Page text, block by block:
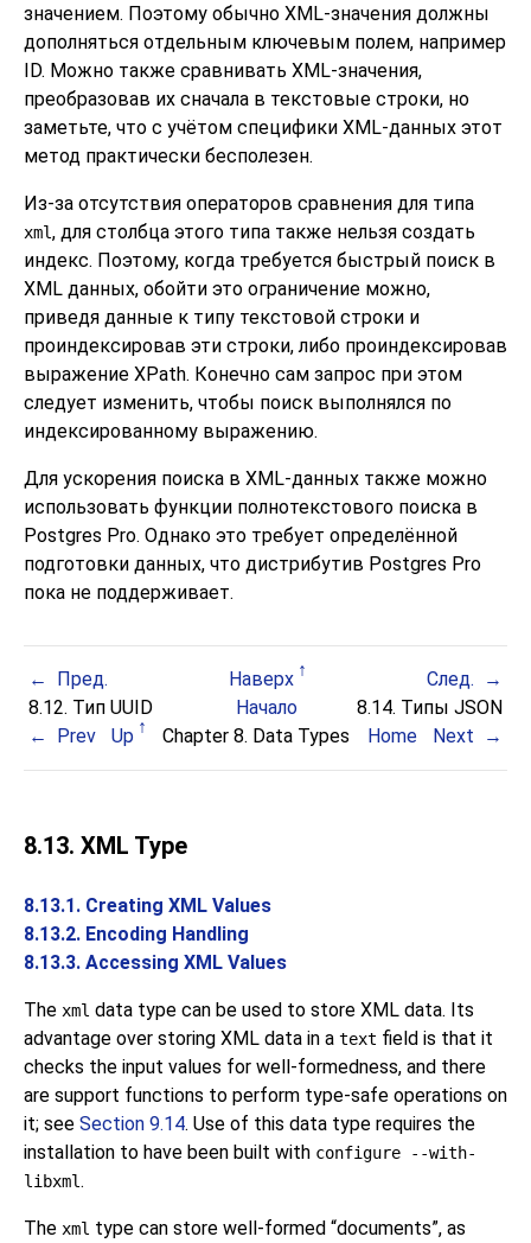
значением. Поэтому обычно XML-значения должны
дополняться отдельным ключевым полем, например
ID. Можно также сравнивать XML-значения,
преобразовав их сначала в текстовые строки, но
заметьте, что с учётом специфики XML-данных этот
метод практически бесполезен.
Из-за отсутствия операторов сравнения для типа
xml, для столбца этого типа также нельзя создать
индекс. Поэтому, когда требуется быстрый поиск в
XML данных, обойти это ограничение можно,
приведя данные к типу текстовой строки и
проиндексировав эти строки, либо проиндексировав
выражение XPath. Конечно сам запрос при этом
следует изменить, чтобы поиск выполнялся по
индексированному выражению.
Для ускорения поиска в XML-данных также можно
использовать функции полнотекстового поиска в
Postgres Pro. Однако это требует определённой
подготовки данных, что дистрибутив Postgres Pro
пока не поддерживает.
Пред. Наверх
След.
8.12. ТипUUID Начало 8.14. Типы JSON
Prev
Up Chapter 8. Data Types Home Next
8.13. XML Type
8.13.1. Creating XML Values
8.13.2. Encoding Handling
8.13.3. Accessing XML Values
The xml data type can be used to store XML data. Its
advantage over storing XML data in a text field is that it
checks the input values for well-formedness, and there
are support functions to perform type-safe operations on
it; see Section 9.14. Use of this data type requires the
installation to have been built with configure --with-
libxml .
The xml type can store well-formed “documents”, as